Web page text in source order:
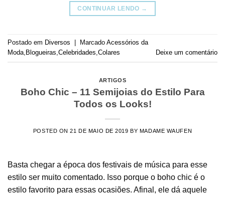
CONTINUAR LENDO →
Postado em Diversos Marcado Acessórios da
Moda, Blogueiras,Celebridades,Colares Deixe um comentário
ARTIGOS
Boho Chic – 11 Semijoias do Estilo Para
Todos os Looks!
POSTED ON21 DE MAIO DE 2019 BY MADAME WAUFEN
Basta chegar a época dos festivais de música para esse
estilo ser muito comentado. Isso porque o boho chic é o
estilo favorito para essas ocasiões. Afinal, ele dá aquele